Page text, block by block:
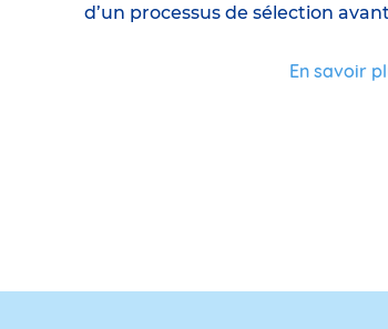
d’un processus de sélection
En savoir